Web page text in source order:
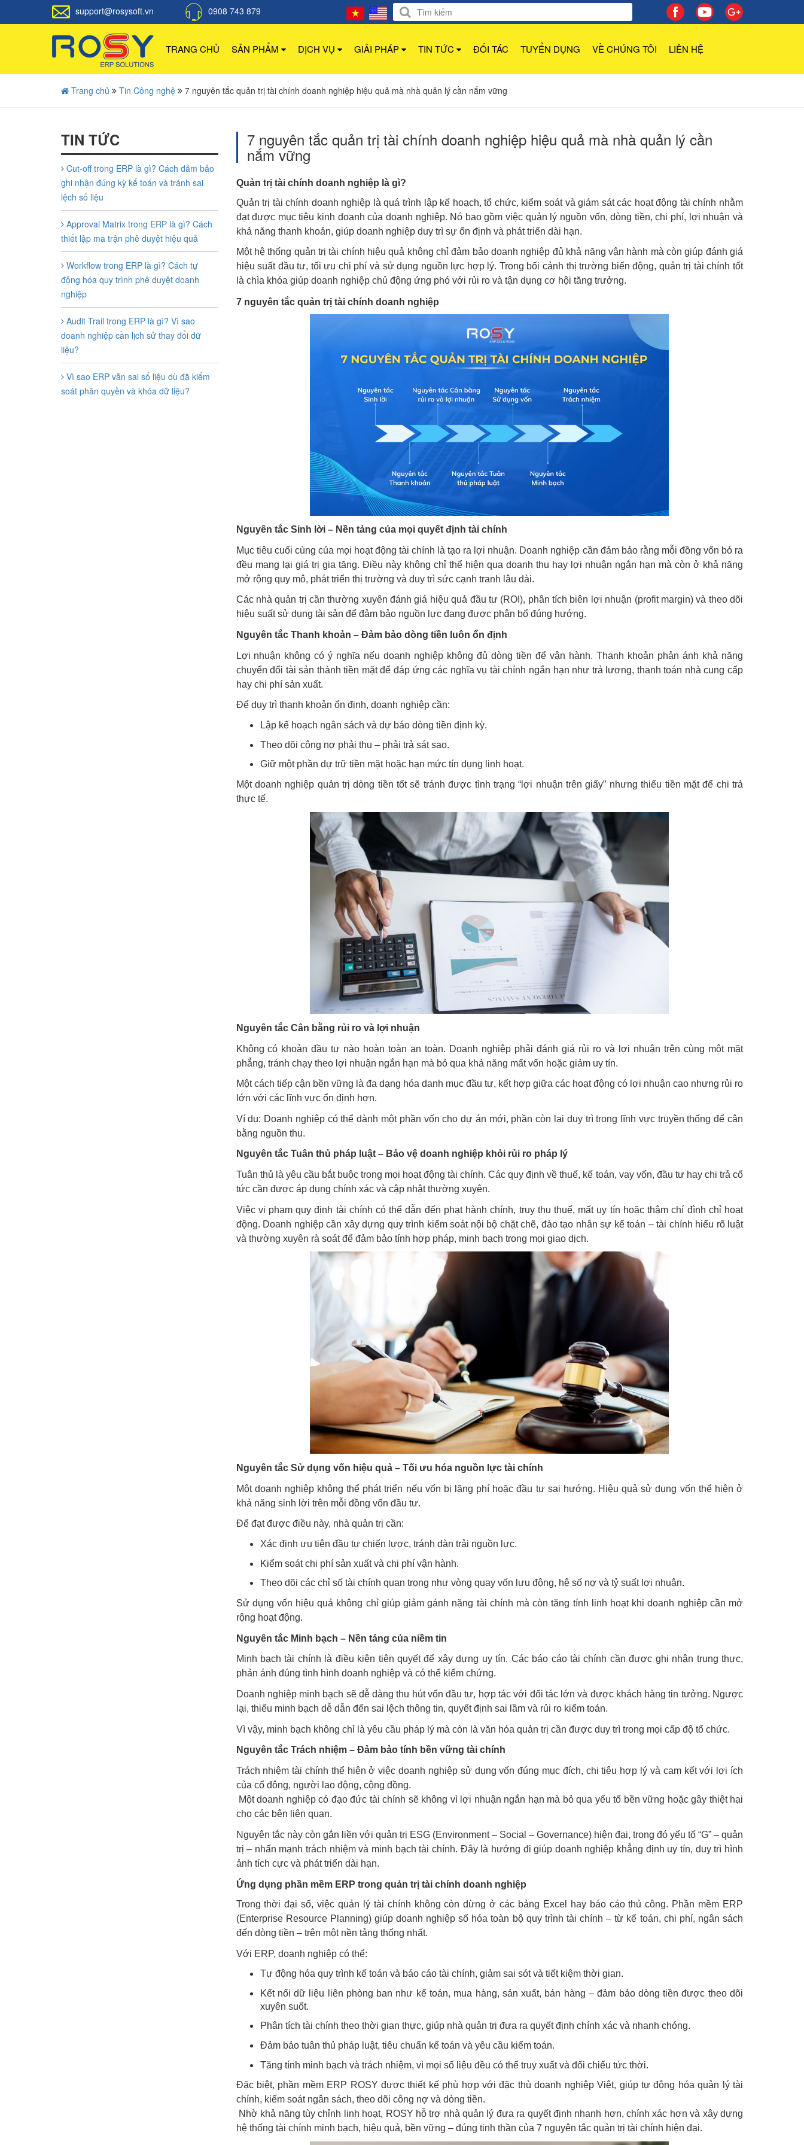
support@rosysoft.vn 0908 743 879
TRANG CHỦ SẢN PHẨM DỊCH VỤ GIẢI PHÁP TIN TỨC ĐỐI TÁC TUYỂN DỤNG VỀ CHÚNG TÔI LIÊN HỆ
Trang chủ Tin Công nghệ 7 nguyên tắc quản trị tài chính doanh nghiệp hiệu quả mà nhà quản lý cần nắm vững
TIN TỨC
Cut-off trong ERP là gì? Cách đảm bảo
ghi nhận đúng kỳ kế toán và tránh sai
lệch số liệu
Approval Matrix trong ERP là gì? Cách
thiết lập ma trận phê duyệt hiệu quả
Workflow trong ERP là gì? Cách tự
động hóa quy trình phê duyệt doanh
nghiệp
Audit Trail trong ERP là gì? Vì sao
doanh nghiệp cần lịch sử thay đổi dữ
liệu?
Vì sao ERP vẫn sai số liệu dù đã kiểm
soát phân quyền và khóa dữ liệu?
7 nguyên tắc quản trị tài chính doanh nghiệp hiệu quả mà nhà quản lý cần
nắm vững
Quản trị tài chính doanh nghiệp là gì?
Quản trị tài chính doanh nghiệp là quá trình lập kế hoạch, tổ chức, kiểm soát và giám sát các hoạt động tài chính nhằm
đạt được mục tiêu kinh doanh của doanh nghiệp. Nó bao gồm việc quản lý nguồn vốn, dòng tiền, chi phí, lợi nhuận và
khả năng thanh khoản, giúp doanh nghiệp duy trì sự ổn định và phát triển dài hạn.
Một hệ thống quản trị tài chính hiệu quả không chỉ đảm bảo doanh nghiệp đủ khả năng vận hành mà còn giúp đánh giá
hiệu suất đầu tư, tối ưu chi phí và sử dụng nguồn lực hợp lý. Trong bối cảnh thị trường biến động, quản trị tài chính tốt
là chìa khóa giúp doanh nghiệp chủ động ứng phó với rủi ro và tận dụng cơ hội tăng trưởng.
7 nguyên tắc quản trị tài chính doanh nghiệp
Nguyên tắc Sinh lời – Nền tảng của mọi quyết định tài chính
Mục tiêu cuối cùng của mọi hoạt động tài chính là tạo ra lợi nhuận. Doanh nghiệp cần đảm bảo rằng mỗi đồng vốn bỏ ra
đều mang lại giá trị gia tăng. Điều này không chỉ thể hiện qua doanh thu hay lợi nhuận ngắn hạn mà còn ở khả năng
mở rộng quy mô, phát triển thị trường và duy trì sức cạnh tranh lâu dài.
Các nhà quản trị cần thường xuyên đánh giá hiệu quả đầu tư (ROI), phân tích biên lợi nhuận (profit margin) và theo dõi
hiệu suất sử dụng tài sản để đảm bảo nguồn lực đang được phân bổ đúng hướng.
Nguyên tắc Thanh khoản – Đảm bảo dòng tiền luôn ổn định
Lợi nhuận không có ý nghĩa nếu doanh nghiệp không đủ dòng tiền để vận hành. Thanh khoản phản ánh khả năng
chuyển đổi tài sản thành tiền mặt để đáp ứng các nghĩa vụ tài chính ngắn hạn như trả lương, thanh toán nhà cung cấp
hay chi phí sản xuất.
Để duy trì thanh khoản ổn định, doanh nghiệp cần:
Lập kế hoạch ngân sách và dự báo dòng tiền định kỳ.
Theo dõi công nợ phải thu – phải trả sát sao.
Giữ một phần dự trữ tiền mặt hoặc hạn mức tín dụng linh hoạt.
Một doanh nghiệp quản trị dòng tiền tốt sẽ tránh được tình trạng “lợi nhuận trên giấy” nhưng thiếu tiền mặt để chi trả
thực tế.
Nguyên tắc Cân bằng rủi ro và lợi nhuận
Không có khoản đầu tư nào hoàn toàn an toàn. Doanh nghiệp phải đánh giá rủi ro và lợi nhuận trên cùng một mặt
phẳng, tránh chạy theo lợi nhuận ngắn hạn mà bỏ qua khả năng mất vốn hoặc giảm uy tín.
Một cách tiếp cận bền vững là đa dạng hóa danh mục đầu tư, kết hợp giữa các hoạt động có lợi nhuận cao nhưng rủi ro
lớn với các lĩnh vực ổn định hơn.
Ví dụ: Doanh nghiệp có thể dành một phần vốn cho dự án mới, phần còn lại duy trì trong lĩnh vực truyền thống để cân
bằng nguồn thu.
Nguyên tắc Tuân thủ pháp luật – Bảo vệ doanh nghiệp khỏi rủi ro pháp lý
Tuân thủ là yêu cầu bắt buộc trong mọi hoạt động tài chính. Các quy định về thuế, kế toán, vay vốn, đầu tư hay chi trả cổ
tức cần được áp dụng chính xác và cập nhật thường xuyên.
Việc vi phạm quy định tài chính có thể dẫn đến phạt hành chính, truy thu thuế, mất uy tín hoặc thậm chí đình chỉ hoạt
động. Doanh nghiệp cần xây dựng quy trình kiểm soát nội bộ chặt chẽ, đào tạo nhân sự kế toán – tài chính hiểu rõ luật
và thường xuyên rà soát để đảm bảo tính hợp pháp, minh bạch trong mọi giao dịch.
Nguyên tắc Sử dụng vốn hiệu quả – Tối ưu hóa nguồn lực tài chính
Một doanh nghiệp không thể phát triển nếu vốn bị lãng phí hoặc đầu tư sai hướng. Hiệu quả sử dụng vốn thể hiện ở
khả năng sinh lời trên mỗi đồng vốn đầu tư.
Để đạt được điều này, nhà quản trị cần:
Xác định ưu tiên đầu tư chiến lược, tránh dàn trải nguồn lực.
Kiểm soát chi phí sản xuất và chi phí vận hành.
Theo dõi các chỉ số tài chính quan trọng như vòng quay vốn lưu động, hệ số nợ và tỷ suất lợi nhuận.
Sử dụng vốn hiệu quả không chỉ giúp giảm gánh nặng tài chính mà còn tăng tính linh hoạt khi doanh nghiệp cần mở
rộng hoạt động.
Nguyên tắc Minh bạch – Nền tảng của niềm tin
Minh bạch tài chính là điều kiện tiên quyết để xây dựng uy tín. Các báo cáo tài chính cần được ghi nhận trung thực,
phản ánh đúng tình hình doanh nghiệp và có thể kiểm chứng.
Doanh nghiệp minh bạch sẽ dễ dàng thu hút vốn đầu tư, hợp tác với đối tác lớn và được khách hàng tin tưởng. Ngược
lại, thiếu minh bạch dễ dẫn đến sai lệch thông tin, quyết định sai lầm và rủi ro kiểm toán.
Vì vậy, minh bạch không chỉ là yêu cầu pháp lý mà còn là văn hóa quản trị cần được duy trì trong mọi cấp độ tổ chức.
Nguyên tắc Trách nhiệm – Đảm bảo tính bền vững tài chính
Trách nhiệm tài chính thể hiện ở việc doanh nghiệp sử dụng vốn đúng mục đích, chi tiêu hợp lý và cam kết với lợi ích
của cổ đông, người lao động, cộng đồng.
Một doanh nghiệp có đạo đức tài chính sẽ không vì lợi nhuận ngắn hạn mà bỏ qua yếu tố bền vững hoặc gây thiệt hại
cho các bên liên quan.
Nguyên tắc này còn gắn liền với quản trị ESG (Environment – Social – Governance) hiện đại, trong đó yếu tố “G” – quản
trị – nhấn mạnh trách nhiệm và minh bạch tài chính. Đây là hướng đi giúp doanh nghiệp khẳng định uy tín, duy trì hình
ảnh tích cực và phát triển dài hạn.
Ứng dụng phần mềm ERP trong quản trị tài chính doanh nghiệp
Trong thời đại số, việc quản lý tài chính không còn dừng ở các bảng Excel hay báo cáo thủ công. Phần mềm ERP
(Enterprise Resource Planning) giúp doanh nghiệp số hóa toàn bộ quy trình tài chính – từ kế toán, chi phí, ngân sách
đến dòng tiền – trên một nền tảng thống nhất.
Với ERP, doanh nghiệp có thể:
Tự động hóa quy trình kế toán và báo cáo tài chính, giảm sai sót và tiết kiệm thời gian.
Kết nối dữ liệu liên phòng ban như kế toán, mua hàng, sản xuất, bán hàng – đảm bảo dòng tiền được theo dõi
xuyên suốt.
Phân tích tài chính theo thời gian thực, giúp nhà quản trị đưa ra quyết định chính xác và nhanh chóng.
Đảm bảo tuân thủ pháp luật, tiêu chuẩn kế toán và yêu cầu kiểm toán.
Tăng tính minh bạch và trách nhiệm, vì mọi số liệu đều có thể truy xuất và đối chiếu tức thời.
Đặc biệt, phần mềm ERP ROSY được thiết kế phù hợp với đặc thù doanh nghiệp Việt, giúp tự động hóa quản lý tài
chính, kiểm soát ngân sách, theo dõi công nợ và dòng tiền.
Nhờ khả năng tùy chỉnh linh hoạt, ROSY hỗ trợ nhà quản lý đưa ra quyết định nhanh hơn, chính xác hơn và xây dựng
hệ thống tài chính minh bạch, hiệu quả, bền vững – đúng tinh thần của 7 nguyên tắc quản trị tài chính hiện đại.